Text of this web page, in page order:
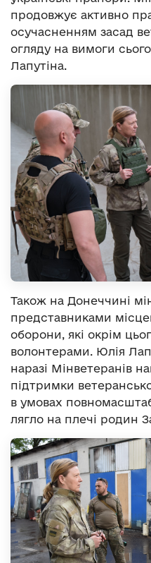
продовжує активно
осучасненням засад
огляду на вимоги
Лапутіна.
Також на Донеччині
представниками
оборони, які окрім
волонтерами. Юлія
наразі Мінветеранів
підтримки
в умовах
лягло на плечі родин